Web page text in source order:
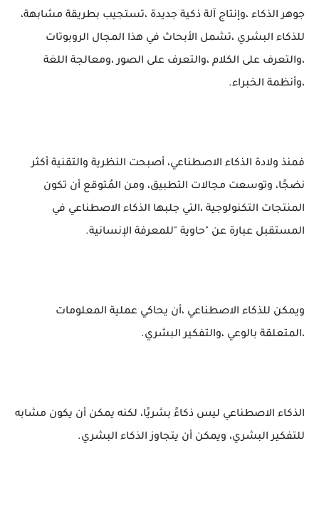
جوهر الذكاء ،وإنتاج آلة ذكية جديدة ،تستجيب بطريقة مشابهة،
للذكاء البشري ،تشمل الأبحاث في هذا المجال الروبوتات
،والتعرف على الكلام ،والتعرف على الصور ،ومعالجة اللغة
،وأنظمة الخبراء.
فمنذ ولادة الذكاء الاصطناعي، أصبحت النظرية والتقنية أكثر
نضجًا، وتوسعت مجالات التطبيق، ومن المُتوقع أن تكون
المنتجات التكنولوجية ،التي جلبها الذكاء الاصطناعي في
المستقبل عبارة عن "حاوية "للمعرفة الإنسانية.
ويمكن للذكاء الاصطناعي ،أن يحاكي عملية المعلومات
،المتعلقة بالوعي ،والتفكير البشري.
الذكاء الاصطناعي ليس ذكاءً بشريًا، لكنه يمكن أن يكون مشابه
للتفكير البشري، ويمكن أن يتجاوز الذكاء البشري.